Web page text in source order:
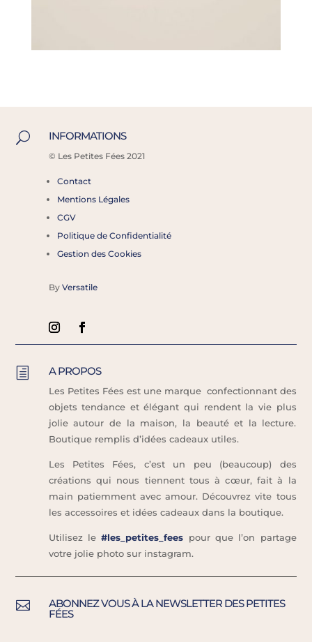
U INFORMATIONS
© Les Petites Fées 2021
Contact
Mentions Légales
CGV
Politique de Confidentialité
Gestion des Cookies
By Versatile
h A PROPOS
Les Petites Fées est une marque confectionnant des
objets tendance et élégant qui rendent la vie plus
jolie autour de la maison, la beauté et la lecture.
Boutique remplis d’idées cadeaux utiles.
Les Petites Fées, c’est un peu (beaucoup) des
créations qui nous tiennent tous à cœur, fait à la
main patiemment avec amour. Découvrez vite tous
les accessoires et idées cadeaux dans la boutique.
Utilisez le #les_petites_fees pour que l’on partage
votre jolie photo sur instagram.
 ABONNEZ VOUS À LA NEWSLETTER DES PETITES
FÉES